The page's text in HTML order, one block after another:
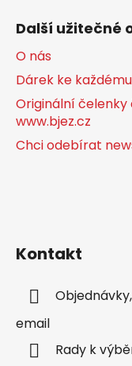
Další užitečné
O nás
Dárek ke
Originální čelenky
www.bjez.cz
Chci odebírat
Kontakt
email
Rady k